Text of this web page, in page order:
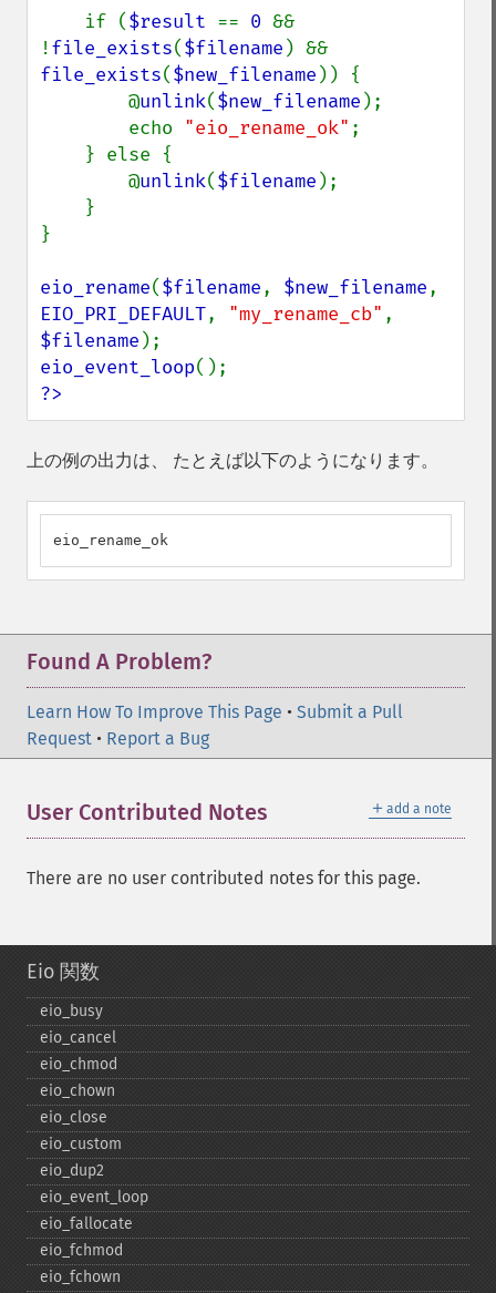
    if (
$result == 0 &&
!file_exists($filename
file_exists($new_filename )) {
        @
unlink($new_filename );
        echo
"eio_rename_ok" ;
        @
unlink($filename );
}
eio_rename($filename, $new_filename
EIO_PRI_DEFAULT, "my_rename_cb"
$filename
eio_event_loop
?>
上の例の出力は、 たとえば以下のようになります。
eio_rename_ok
Found A Problem?
Learn How To Improve This Page • Submit a Pull
Request • Report a Bug
＋ add a note
User Contributed Notes
There are no user contributed notes for this page.
Eio 関数
eio_​busy
eio_​cancel
eio_​chmod
eio_​chown
eio_​close
eio_​custom
eio_​dup2
eio_​event_​loop
eio_​fallocate
eio_​fchmod
eio_​fchown